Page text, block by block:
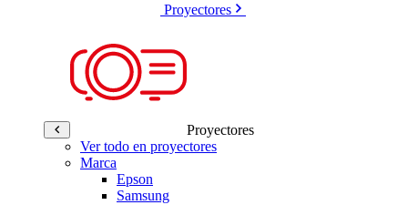
Proyectores
Proyectores
Ver todo en proyectores
Marca
Epson
Samsung